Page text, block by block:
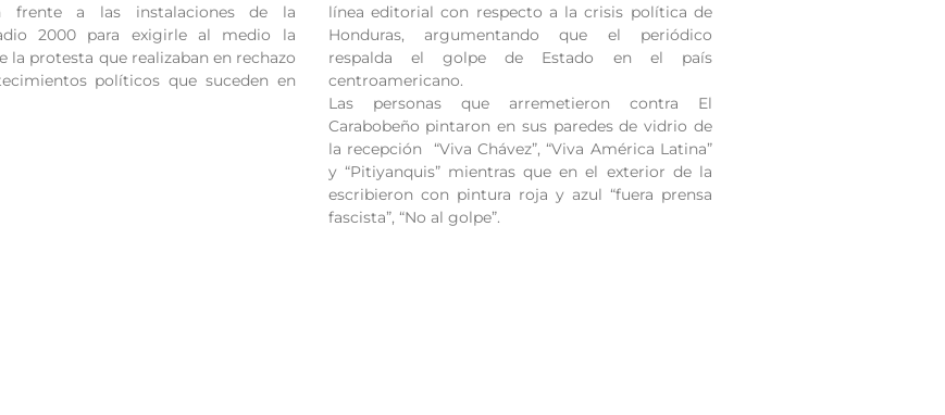
frente a las instalaciones de la
2000 para exigirle al medio la
la protesta que realizaban en rechazo
políticos que suceden en
línea editorial con respecto a la crisis política de
Honduras, argumentando que el periódico
respalda el golpe de Estado en el país
centroamericano.
Las personas que arremetieron contra El
Carabobeño pintaron en sus paredes de vidrio de
la recepción “Viva Chávez”, “Viva América Latina”
y “Pitiyanquis” mientras que en el exterior de la
escribieron con pintura roja y azul “fuera prensa
fascista”, “No al golpe”.